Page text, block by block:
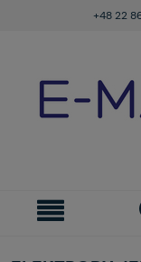
+48 22